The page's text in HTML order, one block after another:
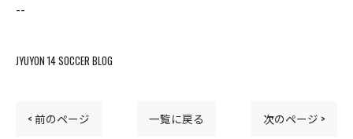
--
JYUYON 14 SOCCER BLOG
< 前のページ 一覧に戻る 次のページ >